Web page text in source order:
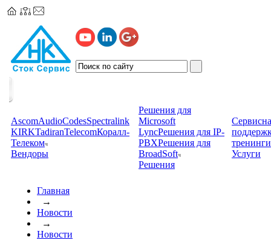
AscomAudioCodesSpectralink
KIRKTadiranTelecomКоралл-
Телеком
Вендоры
Решения для
Microsoft
LyncРешения для IP-
PBXРешения для
BroadSoft
Решения
тренинги
Услуги
Главная
→
Новости
→
Новости